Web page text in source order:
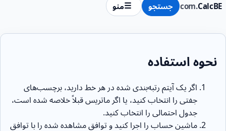
CalcBE
.com جستجو منو
نحوه استفاده
اگر یک آیتم رتبه‌بندی شده در هر خط دارید، برچسب‌های
جفتی را انتخاب کنید، یا اگر ماتریس قبلاً خلاصه شده است،
جدول احتمالی را انتخاب کنید.
ماشین حساب را اجرا کنید و توافق مشاهده شده را با توافق